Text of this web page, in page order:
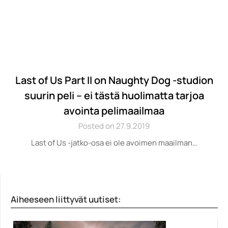
Last of Us Part II on Naughty Dog -studion
suurin peli – ei tästä huolimatta tarjoa
avointa pelimaailmaa
Posted on 27.9.2019
Last of Us -jatko-osa ei ole avoimen maailman…
Aiheeseen liittyvät uutiset: